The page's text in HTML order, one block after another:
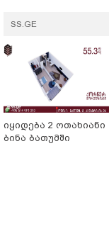
SS.GE
იყიდება 2 ოთახიანი
ბინა ბათუმში